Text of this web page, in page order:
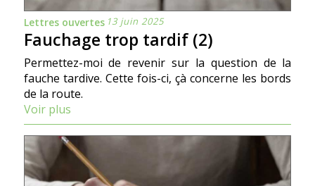
Lettres ouvertes 13 juin 2025
Fauchage trop tardif (2)
Permettez-moi de revenir sur la question de la
fauche tardive. Cette fois-ci, çà concerne les bords
de la route.
Voir plus